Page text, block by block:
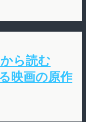
ら読む
映画の原作